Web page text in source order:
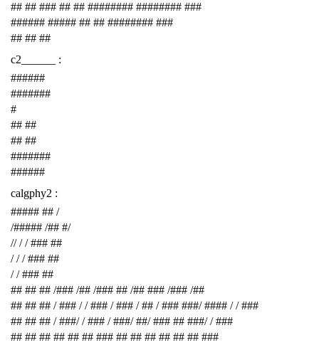
## ## ### ## ## ######## ######## ###
###### ##### ## ## ######## ###
## ## ##
c2______ :
######
#######
#
## ##
## ##
#######
######
calgphy2 :
##### ## /
/##### /## #/
// / / ### ##
/ / / ### ##
/ / ### ##
## ## ## /### /## /### ## /## ### /### /##
## ## ## / ### / / ### / ### / ## / ### ###/ #### / / ###
## ## ## / ###/ / ### / ###/ ##/ ### ## ###/ / ###
## ## ## ## ## ## ### ## ## ## ## ## ## ###